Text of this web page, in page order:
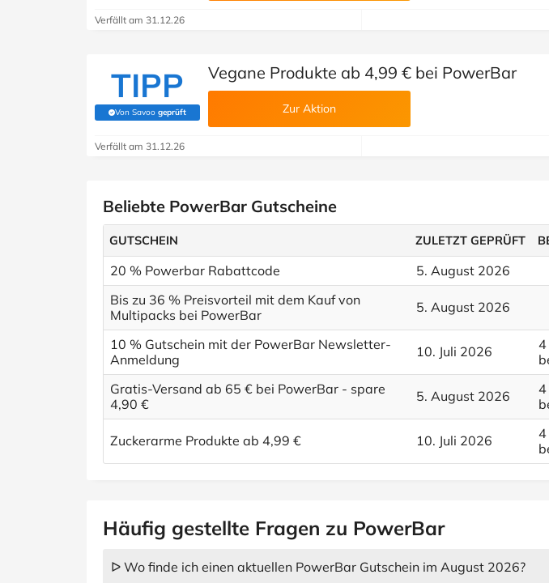
Verfällt am 31.12.26
TIPP
Von Savoo geprüft
(Von Savoo geprüft)
Vegane Produkte ab 4,99 € bei PowerBar
Zur Aktion
Verfällt am 31.12.26
Beliebte PowerBar Gutscheine
GUTSCHEIN ZULETZT GEPRÜFT
20 % Powerbar Rabattcode
5. August 2026
Bis zu 36 % Preisvorteil mit dem Kauf von
Multipacks bei PowerBar
5. August 2026
10 % Gutschein mit der PowerBar Newsletter-
Anmeldung
10. Juli 2026
4
Gratis-Versand ab 65 € bei PowerBar - spare
4,90 €
5. August 2026
4
Zuckerarme Produkte ab 4,99 € 10. Juli 2026
4
Häufig gestellte Fragen zu PowerBar
ᐅ Wo finde ich einen aktuellen PowerBar Gutschein im August 2026?